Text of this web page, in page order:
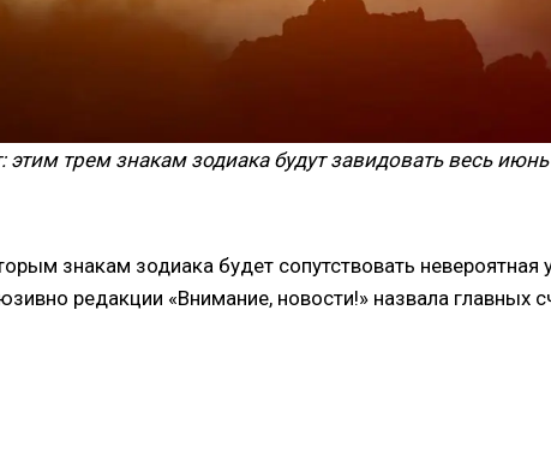
этим трем знакам зодиака будут завидовать весь июнь
знакам зодиака будет сопутствовать невероятная
редакции «Внимание, новости!» назвала главных